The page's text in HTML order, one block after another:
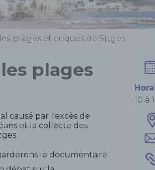
plages et criques de Sitges
plages
causé par l'excès de
et la collecte des
le documentaire
10 à